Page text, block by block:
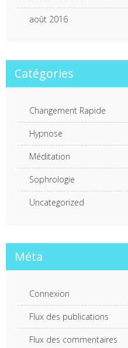
août 2016
Catégories
Changement Rapide
Hypnose
Méditation
Sophrologie
Uncategorized
Méta
Connexion
Flux des publications
Flux des commentaires